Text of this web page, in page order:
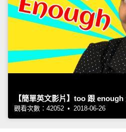
【簡單英文影片】too 跟 enough
觀看次數：42052 • 2018-06-26